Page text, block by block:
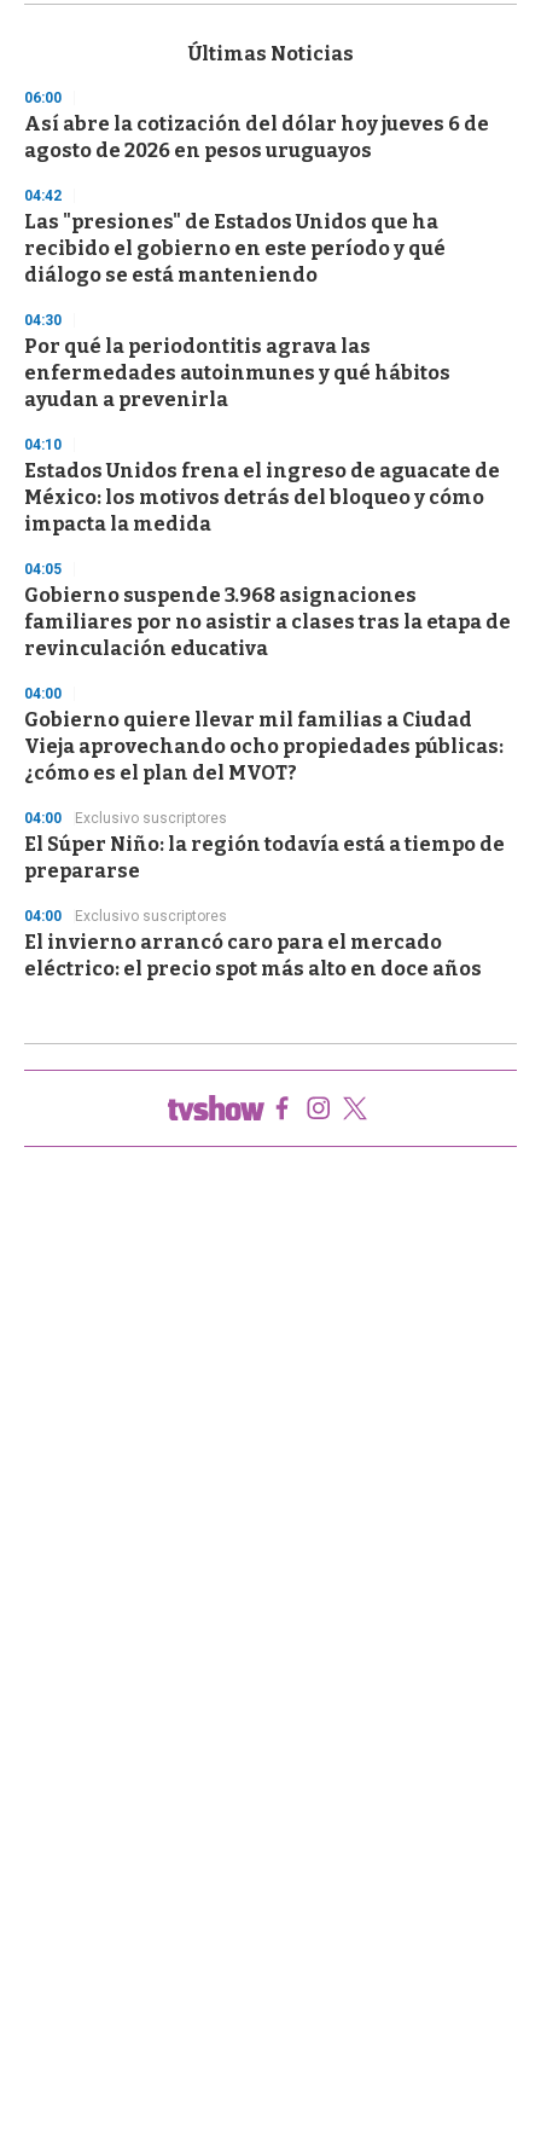
s
d
s
o
f
3
s
c
o
d
s
Últimas Noticias
06:00
Así abre la cotización del dólar hoy jueves 6 de
agosto de 2026 en pesos uruguayos
04:42
Las "presiones" de Estados Unidos que ha
recibido el gobierno en este período y qué
diálogo se está manteniendo
04:30
Por qué la periodontitis agrava las
enfermedades autoinmunes y qué hábitos
ayudan a prevenirla
04:10
Estados Unidos frena el ingreso de aguacate de
México: los motivos detrás del bloqueo y cómo
impacta la medida
04:05
Gobierno suspende 3.968 asignaciones
familiares por no asistir a clases tras la etapa de
revinculación educativa
04:00
Gobierno quiere llevar mil familias a Ciudad
Vieja aprovechando ocho propiedades públicas:
¿cómo es el plan del MVOT?
04:00 Exclusivo suscriptores
El Súper Niño: la región todavía está a tiempo de
prepararse
04:00 Exclusivo suscriptores
El invierno arrancó caro para el mercado
eléctrico: el precio spot más alto en doce años